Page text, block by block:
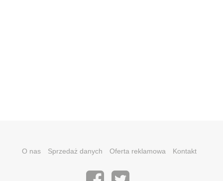
O nas Sprzedaż danych Oferta reklamowa Kontakt